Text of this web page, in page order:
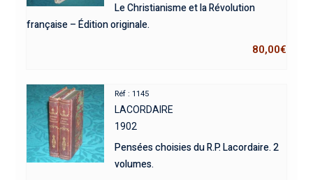
Le Christianisme et la Révolution
française – Édition originale.
80,00€
Réf : 1145
LACORDAIRE
1902
Pensées choisies du R.P. Lacordaire. 2
volumes.